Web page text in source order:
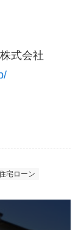
式会社
宅ローン